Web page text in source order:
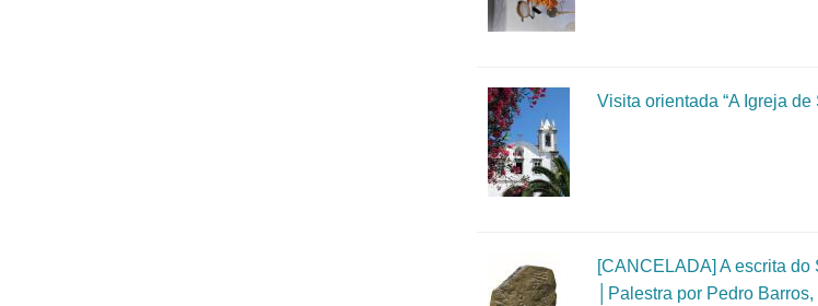
Visita orientada “A Igreja de
[CANCELADA] A escrita
│Palestra por Pedro